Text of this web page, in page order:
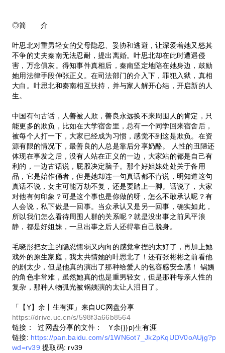
◎简 介
叶思北对重男轻女的父母隐忍、妥协和逃避，让深爱着她又怒其
不争的丈夫秦南无法忍耐，提出离婚。叶思北却在此时遭遇侵
害，万念俱灰。得知事件真相后，秦南坚定地陪在她身边，鼓励
她用法律手段伸张正义。在司法部门的介入下，罪犯入狱，真相
大白。叶思北和秦南相互扶持，并与家人解开心结，开启新的人
生。
中国有句古话，人善被人欺，善良永远换不来周围人的肯定，只
能更多的欺负，比如在大学宿舍里，总有一个同学回来宿舍后，
被每个人打一下，大家已经成为习惯，感觉不到这是欺负。在资
源有限的情况下，最善良的人总是靠后分享奶酪。 人性的丑陋还
体现在事发之后，没有人站在正义的一边，大家站的都是自己有
利的，一边古话说，屁股决定脑子。那个好姐妹处处关于备用
品，它是始作俑者，但是她却连一句真话都不肯说，明知道这句
真话不说，女主可能万劫不复，还是要踏上一脚。话说了，大家
对他有何印象？可是这个事也是你做的呀，怎么不敢承认呢？有
人会说，私下做是一回事。当众承认又是另一回事，确实如此，
所以我们怎么看待周围人群的关系呢？就是没出事之前风平浪
静，都是好姐妹，一旦出事之后人还得靠自己脱身。
毛晓彤把女主的隐忍懦弱又内向的感觉拿捏的太好了，再加上她
戏外的原生家庭，我太共情她的叶思北了！还有张彬彬之前看他
的剧太少，但是他真的演出了那种给爱人的包容感安全感！ 锅姨
的角色非常难，虽然她真的也是重男轻女，但是那种母亲人性的
复杂，那种人物弧光被锅姨演的太让人泪目了。
「【Y】余丨生有涯」来自UC网盘分享
https://drive.uc.cn/s/598f3a66b8564
链接： 过网盘分享的文件： Y余{}}p}生有涯
链接: https://pan.baidu.com/s/1WN6ot7_Jk2pKqUDV0oAUjg?p
wd=rv39 提取码: rv39